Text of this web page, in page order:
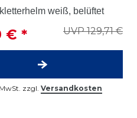
weiß, belüftet
UVP 129,71 €
€ *
zzgl. Versandkosten